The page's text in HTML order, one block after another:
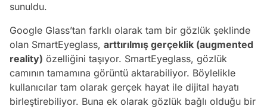
sunuldu.
Google Glass’tan farklı olarak tam bir gözlük şeklinde
olan SmartEyeglass, arttırılmış gerçeklik (augmented
reality) özelliğini taşıyor. SmartEyeglass, gözlük
camının tamamına görüntü aktarabiliyor. Böylelikle
kullanıcılar tam olarak gerçek hayat ile dijital hayatı
birleştirebiliyor. Buna ek olarak gözlük bağlı olduğu bir